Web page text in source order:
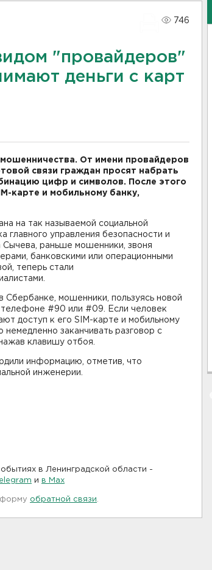
746
"провайдеров"
деньги с карт
мошенничества. От имени провайдеров
связи граждан просят набрать
цифр и символов. После этого
карте и мобильному банку,
на так называемой социальной
главного управления безопасности и
раньше мошенники, звоня
банковскими или операционными
теперь стали
Сбербанке, мошенники, пользуясь новой
телефоне #90 или #09. Если человек
доступ к его SIM-карте и мобильному
заканчивать разговор с
клавишу отбоя.
информацию, отметив, что
инженерии.
в Ленинградской области -
и в Maх
форму обратной связи